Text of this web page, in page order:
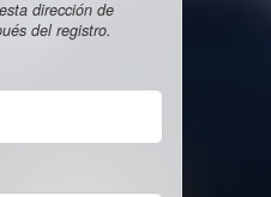
dirección de
del registro.